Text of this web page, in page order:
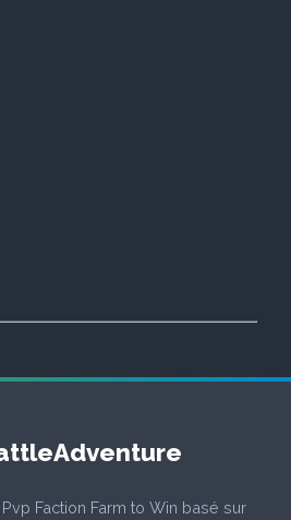
Faction Farm to Win basé sur